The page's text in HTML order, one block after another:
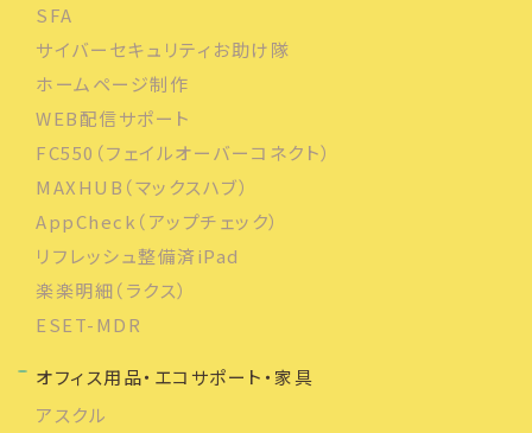
SFA
サイバーセキュリティお助け隊
ホームページ制作
WEB配信サポート
FC550（フェイルオーバーコネクト）
MAXHUB（マックスハブ）
AppCheck（アップチェック）
リフレッシュ整備済iPad
楽楽明細（ラクス）
ESET-MDR
オフィス用品・エコサポート・家具
アスクル